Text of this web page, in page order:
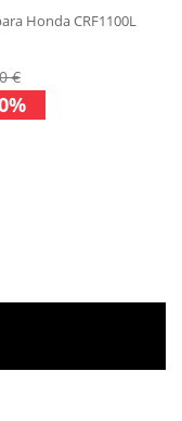
Honda CRF1100L
€